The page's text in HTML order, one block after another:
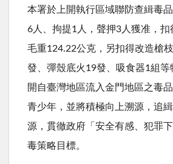
本署於上開執行區域聯防查緝毒
6人、拘提1人，聲押3人獲准，扣
毛重124.22公克，另扣得改造槍
發、彈殼底火19發、吸食器1組等
開自臺灣地區流入金門地區之毒
青少年，並將積極向上溯源，追
源，貫徹政府「安全有感、犯罪
毒策略目標。